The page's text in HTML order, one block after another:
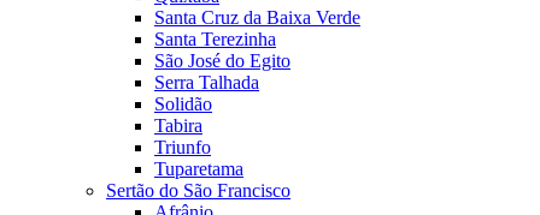
Santa Cruz da Baixa Verde
Santa Terezinha
São José do Egito
Serra Talhada
Solidão
Tabira
Triunfo
Tuparetama
Sertão do São Francisco